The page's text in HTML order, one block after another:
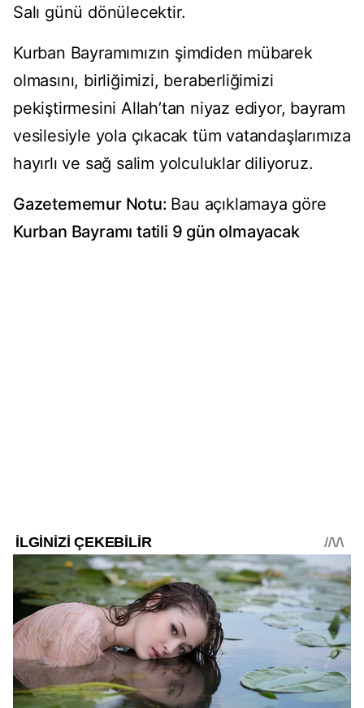
Salı günü dönülecektir.
Kurban Bayramımızın şimdiden mübarek
olmasını, birliğimizi, beraberliğimizi
pekiştirmesini Allah’tan niyaz ediyor, bayram
vesilesiyle yola çıkacak tüm vatandaşlarımıza
hayırlı ve sağ salim yolculuklar diliyoruz.
Gazetememur Notu: Bau açıklamaya göre
Kurban Bayramı tatili 9 gün olmayacak